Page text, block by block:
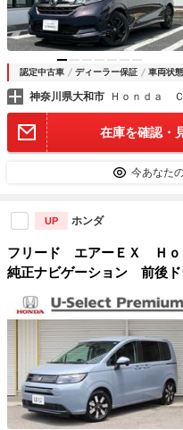
認定中古車 ディーラー保証 車両状
神奈川県大和市
在庫を確認・
今あなた
UP ホンダ
フリード エアーＥＸ Ｈｏ
純正ナビゲーション 前後
器 ＨｏｎｄａＳＥＮＳＩ
ー 本革巻ステアリングホ